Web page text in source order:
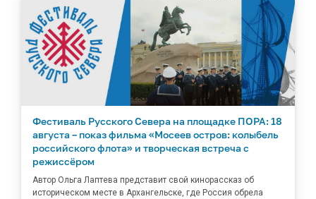
Фестиваль Русского Севера на площадке ПОРА: 18
августа – показ фильма «Мосеев остров: колыбель
российского флота» и творческая встреча с
режиссёром
Автор Ольга Лаптева представит свой кинорассказ об
историческом месте в Архангельске, где Россия обрела